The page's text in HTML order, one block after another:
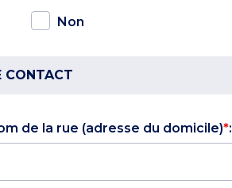
Non
CONTACT
de la rue (adresse du domicile)*: